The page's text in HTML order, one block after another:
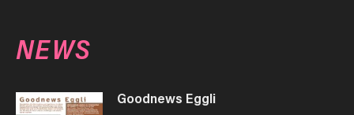
NEWS
Goodnews Eggli